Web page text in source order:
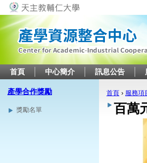
首頁 中心簡介 訊息公告
產學合作獎勵
獎勵名單 您在這裡
首頁 › 服務項
百萬